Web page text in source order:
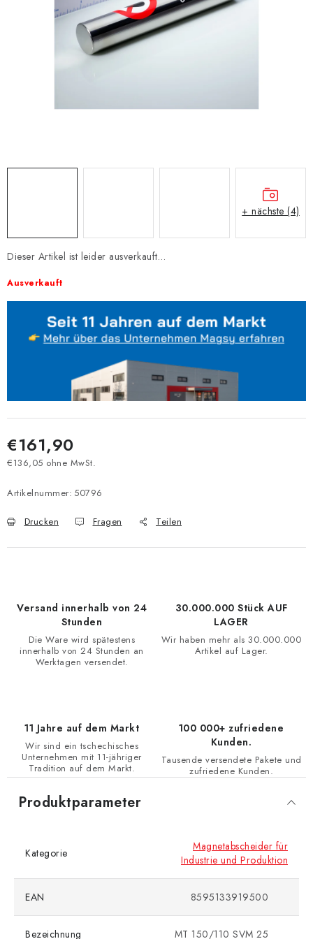
Dieser Artikel ist leider ausverkauft…
Ausverkauft
€161,90
€136,05 ohne MwSt.
Artikelnummer: 50796
Drucken Fragen Teilen
+ nächste (4)
Versand innerhalb von 24
Stunden
Die Ware wird spätestens
innerhalb von 24 Stunden an
Werktagen versendet.
30.000.000 Stück AUF
LAGER
Wir haben mehr als 30.000.000
Artikel auf Lager.
11 Jahre auf dem Markt
Wir sind ein tschechisches
Unternehmen mit 11-jähriger
Tradition auf dem Markt.
100 000+ zufriedene
Kunden.
Tausende versendete Pakete und
zufriedene Kunden.
Produktparameter
Kategorie
Magnetabscheider für
Industrie und Produktion
EAN 8595133919500
Bezeichnung MT 150/110 SVM 25